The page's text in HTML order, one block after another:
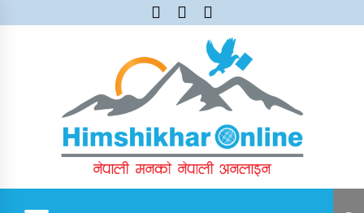
to
Himshikhar Online